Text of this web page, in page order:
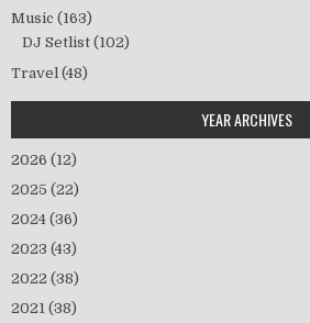
Music (163)
DJ Setlist (102)
Travel (48)
YEAR ARCHIVES
2026 (12)
2025 (22)
2024 (36)
2023 (43)
2022 (38)
2021 (38)